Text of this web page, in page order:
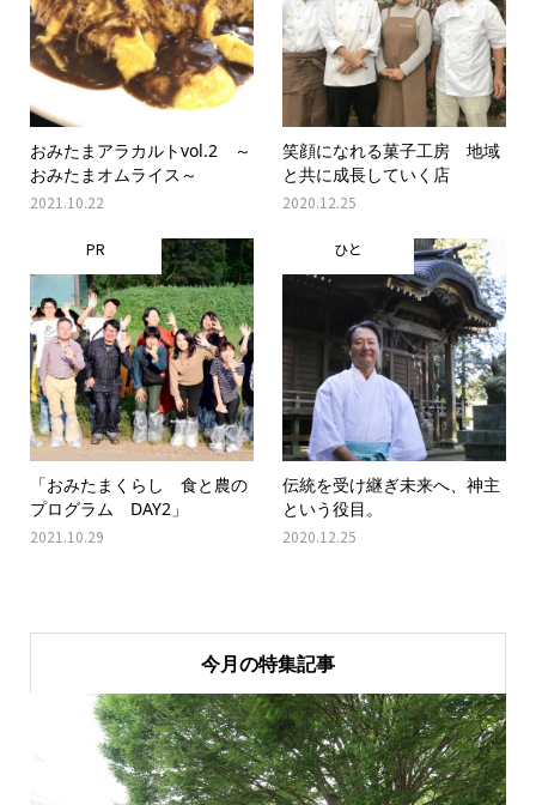
おみたまアラカルトvol.2 ～
おみたまオムライス～
2021.10.22
笑顔になれる菓子工房 地域
と共に成長していく店
2020.12.25
PR
「おみたまくらし 食と農の
プログラム DAY2」
2021.10.29
ひと
伝統を受け継ぎ未来へ、神主
という役目。
2020.12.25
今月の特集記事